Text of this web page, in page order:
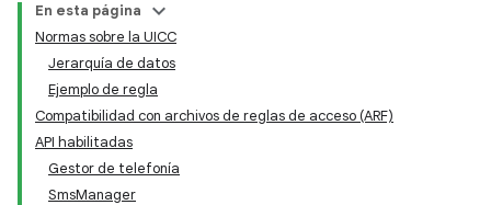
En esta página
Normas sobre la UICC
Jerarquía de datos
Ejemplo de regla
Compatibilidad con archivos de reglas de acceso (ARF)
API habilitadas
Gestor de telefonía
SmsManager